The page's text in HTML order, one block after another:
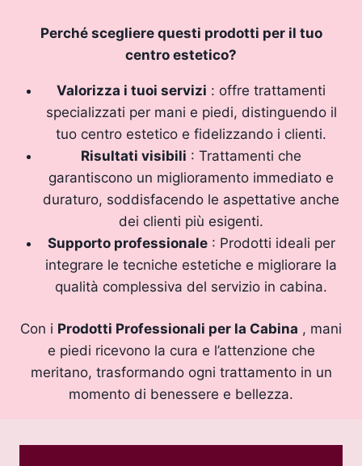
Perché scegliere questi prodotti per il tuo
centro estetico?
Valorizza i tuoi servizi : offre trattamenti
specializzati per mani e piedi, distinguendo il
tuo centro estetico e fidelizzando i clienti.
Risultati visibili : Trattamenti che
garantiscono un miglioramento immediato e
duraturo, soddisfacendo le aspettative anche
dei clienti più esigenti.
Supporto professionale: Prodotti ideali per
integrare le tecniche estetiche e migliorare la
qualità complessiva del servizio in cabina.
Con i Prodotti Professionali per la Cabina , mani
e piedi ricevono la cura e l’attenzione che
meritano, trasformando ogni trattamento in un
momento di benessere e bellezza.